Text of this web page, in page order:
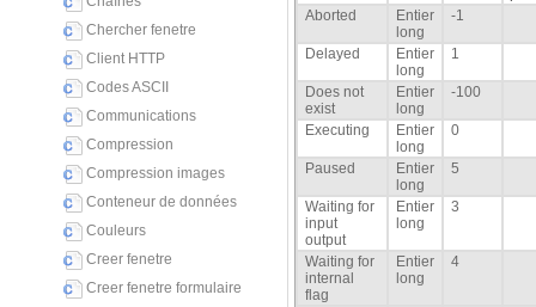
Chercher fenetre
Client HTTP
Codes ASCII
Communications
Compression
Compression images
Conteneur de données
Couleurs
Creer fenetre
Creer fenetre formulaire
Aborted
Entier
long
-1
Delayed
Entier
long
1
Does not
exist
Entier
long
-100
Executing
Entier
long
0
Paused
Entier
long
5
Waiting for
input
output
Entier
long
3
Waiting for
internal
flag
Entier
long
4